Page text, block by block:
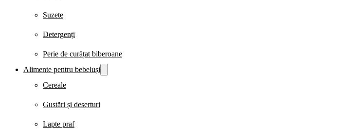
Suzete
Detergenți
Perie de curățat biberoane
Alimente pentru bebeluși
Cereale
Gustări și deserturi
Lapte praf